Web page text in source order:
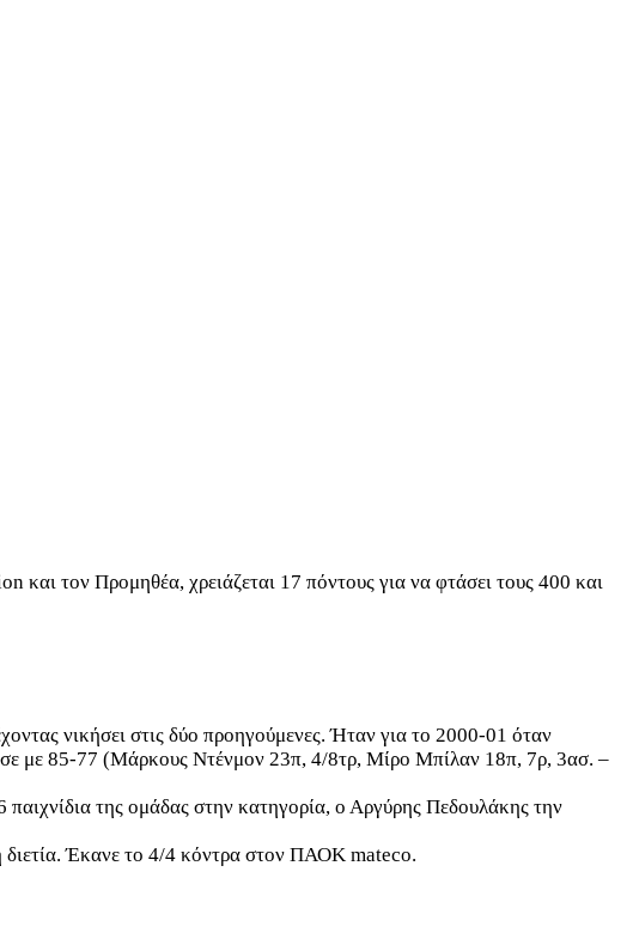
τον Προμηθέα, χρειάζεται 17 πόντους για να φτάσει τους 400 και
νικήσει στις δύο προηγούμενες. Ήταν για το 2000-01 όταν
με 85-77 (Μάρκους Ντένμον 23π, 4/8τρ, Μίρο Μπίλαν 18π, 7ρ, 3ασ. –
της ομάδας στην κατηγορία, ο Αργύρης Πεδουλάκης την
διετία. Έκανε το 4/4 κόντρα στον ΠΑΟΚ mateco.